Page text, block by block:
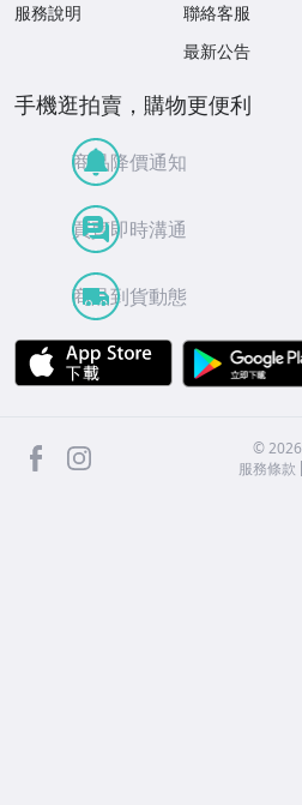
服務說明
聯絡客服
最新公告
手機逛拍賣，購物更便利
商品降價通知
買賣即時溝通
商品到貨動態
APP Store
facebook ©2026
服務條款